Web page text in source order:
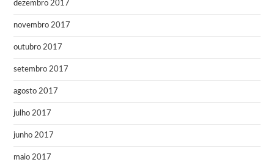
dezembro 2017
novembro 2017
outubro 2017
setembro 2017
agosto 2017
julho 2017
junho 2017
maio 2017